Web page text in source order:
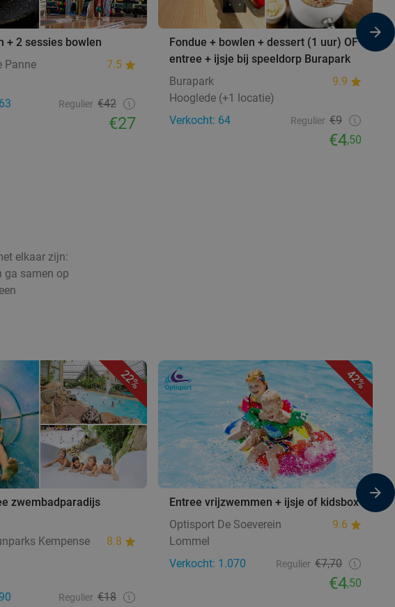
+ 2 sessies bowlen
Panne
7.5
Regulier €42
€27
Fondue + bowlen + dessert (1 uur) OF
entree + ijsje bij speeldorp Burapark
Burapark
9.9
Hooglede (+1 locatie)
Verkocht: 64
Regulier €9
€4,50
elkaar zijn:
ga samen op
22%
zwembadparadijs
Kempense
8.8
Regulier €18
42%
Entree vrijzwemmen + ijsje of kidsbox
Optisport De Soeverein
9.6
Lommel
Verkocht: 1.070
Regulier €7,70
€4,50